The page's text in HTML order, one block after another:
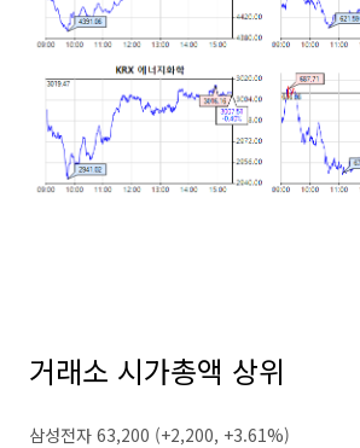
거래소 시가총액 상위
삼성전자 63,200 (+2,200, +3.61%)